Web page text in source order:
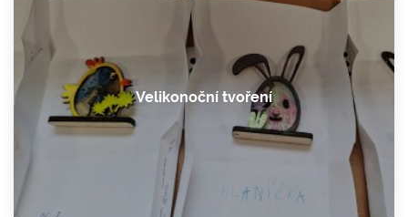
Velikonoční tvoření